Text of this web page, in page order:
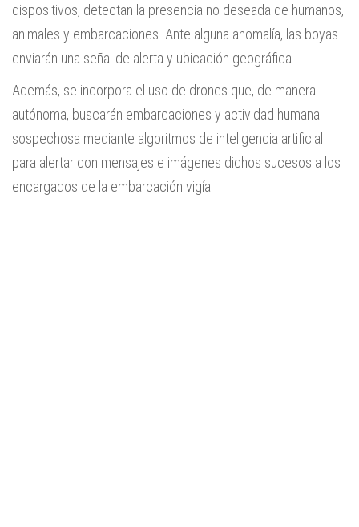
dispositivos, detectan la presencia no deseada de humanos,
animales y embarcaciones. Ante alguna anomalía, las boyas
enviarán una señal de alerta y ubicación geográfica.
Además, se incorpora el uso de drones que, de manera
autónoma, buscarán embarcaciones y actividad humana
sospechosa mediante algoritmos de inteligencia artificial
para alertar con mensajes e imágenes dichos sucesos a los
encargados de la embarcación vigía.